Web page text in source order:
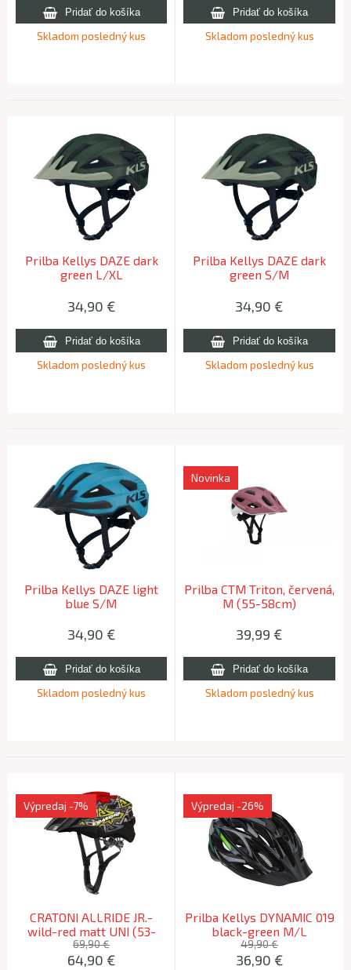
Skladom posledný kus Skladom posledný kus
Prilba Kellys DAZE dark
green L/XL
34,90 €
Skladom posledný kus
Prilba Kellys DAZE dark
green S/M
34,90 €
Skladom posledný kus
Prilba Kellys DAZE light
blue S/M
34,90 €
Skladom posledný kus
Prilba CTM Triton, červená,
M (55-58cm)
Novinka
39,99 €
Skladom posledný kus
CRATONI ALLRIDE JR.-
wild-red matt UNI (53-
59cm)
Výpredaj -7%
69,90 €
64,90 €
Prilba Kellys DYNAMIC 019
black-green M/L
Výpredaj -26%
49,90 €
36,90 €